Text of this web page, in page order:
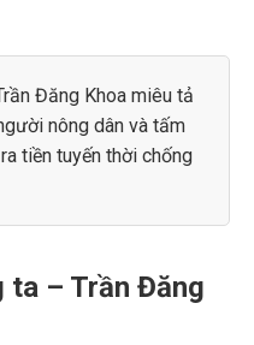
Đăng Khoa miêu tả
nông dân và tấm
tiền tuyến thời chống
ta – Trần Đăng